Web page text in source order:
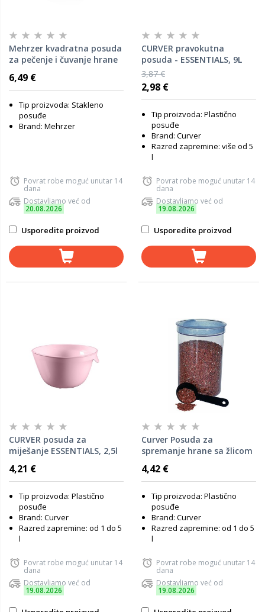
Mehrzer kvadratna posuda
za pečenje i čuvanje hrane
6,49 €
Tip proizvoda: Stakleno
posuđe
Brand: Mehrzer
Povrat robe moguć unutar 14
dana
Dostavljamo već od
20.08.2026
Usporedite proizvod
CURVER pravokutna
posuda - ESSENTIALS, 9L
3,87 €
2,98 €
Tip proizvoda: Plastično
posuđe
Brand: Curver
Razred zapremine: više od 5
l
Povrat robe moguć unutar 14
dana
Dostavljamo već od
19.08.2026
Usporedite proizvod
CURVER posuda za
miješanje ESSENTIALS, 2,5l
4,21 €
Tip proizvoda: Plastično
posuđe
Brand: Curver
Razred zapremine: od 1 do 5
l
Povrat robe moguć unutar 14
dana
Dostavljamo već od
19.08.2026
Curver Posuda za
spremanje hrane sa žlicom
4,42 €
Tip proizvoda: Plastično
posuđe
Brand: Curver
Razred zapremine: od 1 do 5
l
Povrat robe moguć unutar 14
dana
Dostavljamo već od
19.08.2026